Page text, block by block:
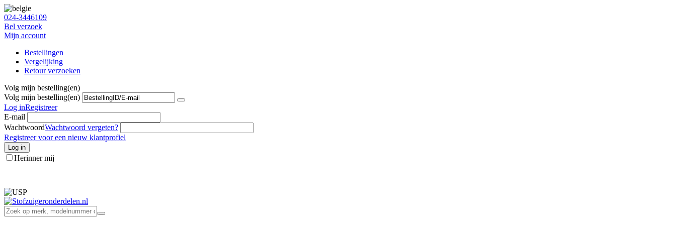
024-3446109
Bel verzoek
Mijn account
Bestellingen
Vergelijking
Retour verzoeken
Volg mijn bestelling(en)
Volg mijn bestelling(en)
Log inRegistreer
E-mail
WachtwoordWachtwoord vergeten?
Registreer voor een nieuw klantprofiel
Log in
Herinner mij